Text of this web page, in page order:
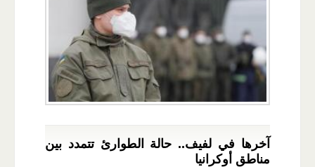
آخرها في لفيف.. حالة الطوارئ تتمدد بين
مناطق أوكرانيا